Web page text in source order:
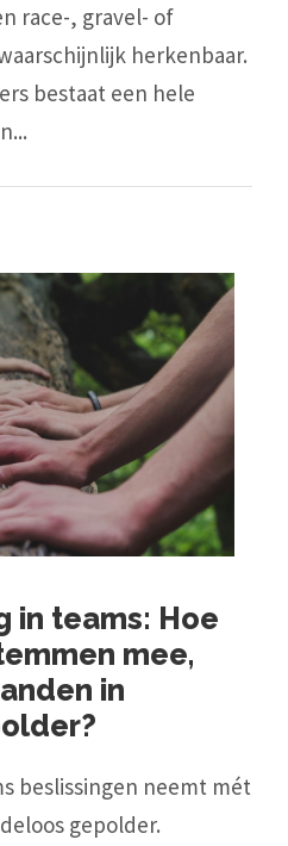
race-, gravel- of
herkenbaar.
bestaat een hele
in teams: Hoe
mee,
in
beslissingen neemt mét
gepolder.